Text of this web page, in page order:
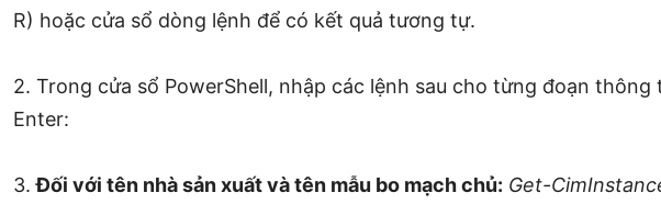
R) hoặc cửa sổ dòng lệnh để có kết quả tương tự.
2. Trong cửa sổ PowerShell, nhập các lệnh sau cho từng đoạn thông
Enter:
3.Đối với tên nhà sản xuất và tên mẫu bo mạch chủ: Get-